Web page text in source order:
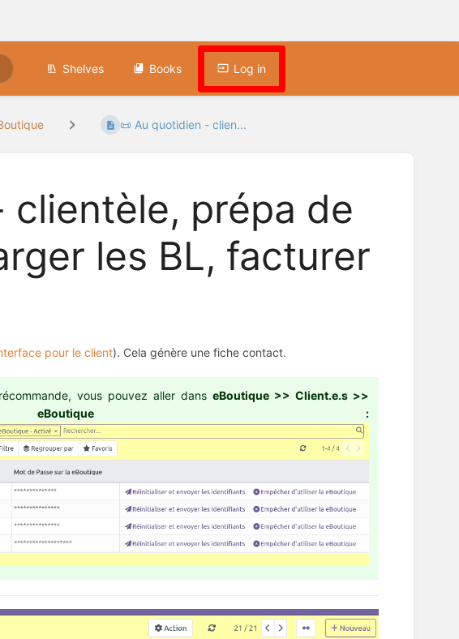
Shelves Books Log in
📜 Au quotidien - clien...
clientèle, prépa de
les BL, facturer
pour le client). Cela génère une fiche contact.
vous pouvez aller dans eBoutique >> Client.e.s >>
: